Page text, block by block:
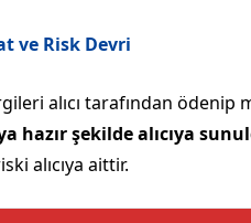
ve Risk Devri
alıcı tarafından ödenip
hazır şekilde alıcıya
alıcıya aittir.